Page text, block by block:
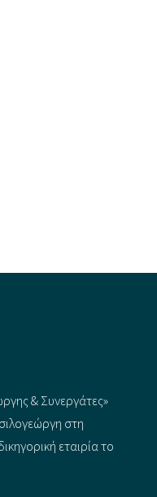
& Συνεργάτες»
στη
εταιρία το